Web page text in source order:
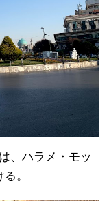
、ハラメ・モッ
。